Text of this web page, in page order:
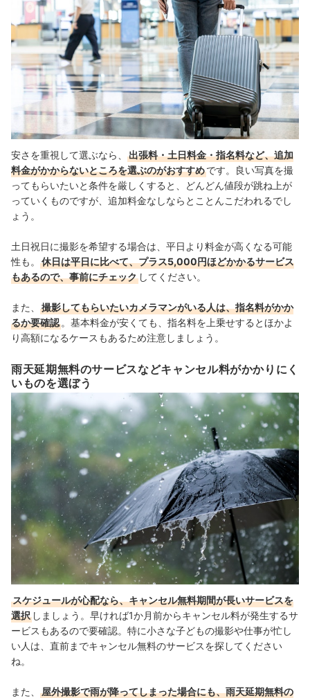
安さを重視して選ぶなら、
出張料・土日料金・指名料など、追加
料金がかからないところを選ぶのがおすすめです。良い写真を撮
ってもらいたいと条件を厳しくすると、どんどん値段が跳ね上が
っていくものですが、追加料金なしならとことんこだわれるでし
ょう。
土日祝日に撮影を希望する場合は、平日より料金が高くなる可能
性も。
休日は平日に比べて、プラス5,000円ほどかかるサービス
もあるので、事前にチェック してください。
また、
撮影してもらいたいカメラマンがいる人は、指名料がかか
るか要確認 。基本料金が安くても、指名料を上乗せするとほかよ
り高額になるケースもあるため注意しましょう。
雨天延期無料のサービスなどキャンセル料がかかりにく
いものを選ぼう
スケジュールが心配なら、キャンセル無料期間が長いサービスを
選択 しましょう。 早ければ1か月前からキャンセル料が発生するサ
ービスもあるので要確認。特に小さな子どもの撮影や仕事が忙し
い人は、直前までキャンセル無料のサービスを探してください
ね。
また、
屋外撮影で雨が降ってしまった場合にも、雨天延期無料の